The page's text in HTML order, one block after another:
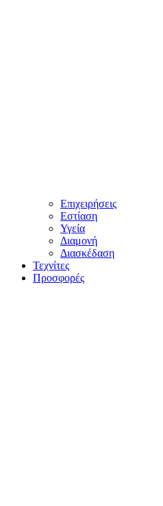
Επιχειρήσεις
Εστίαση
Υγεία
Διαμονή
Διασκέδαση
Τεχνίτες
Προσφορές